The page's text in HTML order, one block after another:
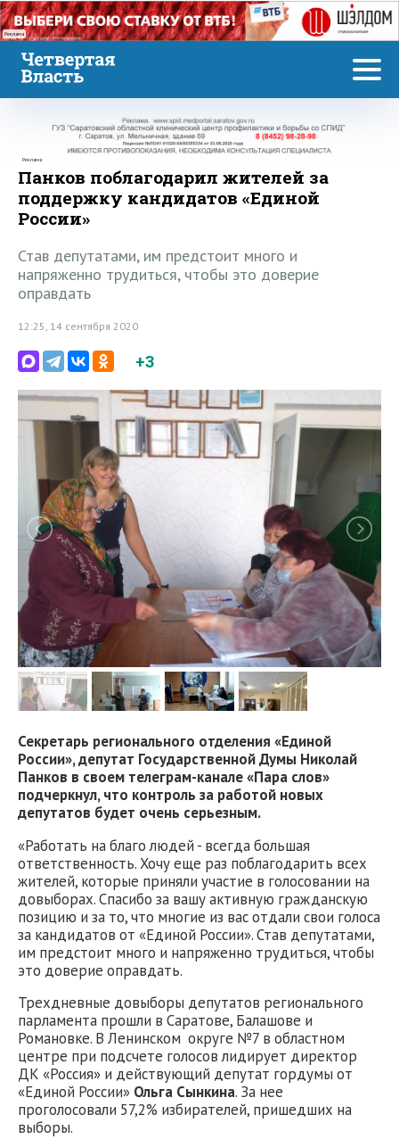
Реклама
Реклама
Панков поблагодарил жителей за
поддержку кандидатов «Единой
России»
Став депутатами, им предстоит много и
напряженно трудиться, чтобы это доверие
оправдать
12:25, 14 сентября 2020
+3
Секретарь регионального отделения «Единой
России», депутат Государственной Думы Николай
Панков в своем телеграм-канале «Пара слов»
подчеркнул, что контроль за работой новых
депутатов будет очень серьезным.
«Работать на благо людей - всегда большая
ответственность. Хочу еще раз поблагодарить всех
жителей, которые приняли участие в голосовании на
довыборах. Спасибо за вашу активную гражданскую
позицию и за то, что многие из вас отдали свои голоса
за кандидатов от «Единой России». Став депутатами,
им предстоит много и напряженно трудиться, чтобы
это доверие оправдать.
Трехдневные довыборы депутатов регионального
парламента прошли в Саратове, Балашове и
Романовке. В Ленинском округе №7 в областном
центре при подсчете голосов лидирует директор
ДК «Россия» и действующий депутат гордумы от
«Единой России» Ольга Сынкина. За нее
проголосовали 57,2% избирателей, пришедших на
выборы.